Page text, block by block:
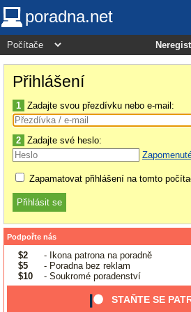
poradna.net
Přihlášení
1 Zadajte svou přezdívku nebo e-mail:
2 Zadajte své heslo:
Zapamatovat přihlášení na tomto
Podpořte nás
$2
- Ikona patrona na poradně
$5
- Poradna bez reklam
$10
- Soukromé poradenství
STAŇTE SE